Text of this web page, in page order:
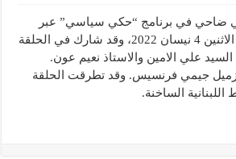
ضاحي في برنامج “حكي سياسي” عبر
إذاعة صوت لبنان يوم الاثنين 4 نيسان 2022، وقد شارك في الحلقة
علي الامين والاستاذ نعيم عون.
جيمي فرنسيس. وقد تطرقت الحلقة
الساخنة.